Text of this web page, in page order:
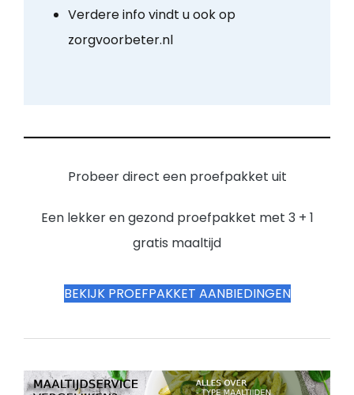
Verdere info vindt u ook op
zorgvoorbeter.nl
Probeer direct een proefpakket uit
Een lekker en gezond proefpakket met 3 + 1
gratis maaltijd
BEKIJK PROEFPAKKET AANBIEDINGEN